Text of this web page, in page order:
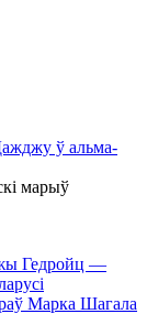
ў альма-
марыў
Гедройц —
Марка Шагала